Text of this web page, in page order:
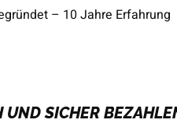
– 10 Jahre Erfahrung
UND SICHER